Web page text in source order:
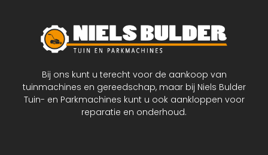
Bij ons kunt u terecht voor de aankoop van
tuinmachines en gereedschap, maar bij Niels Bulder
Tuin- en Parkmachines kunt u ook aankloppen voor
reparatie en onderhoud.